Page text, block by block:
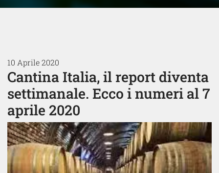
10 Aprile 2020
Cantina Italia, il report diventa
settimanale. Ecco i numeri al 7
aprile 2020